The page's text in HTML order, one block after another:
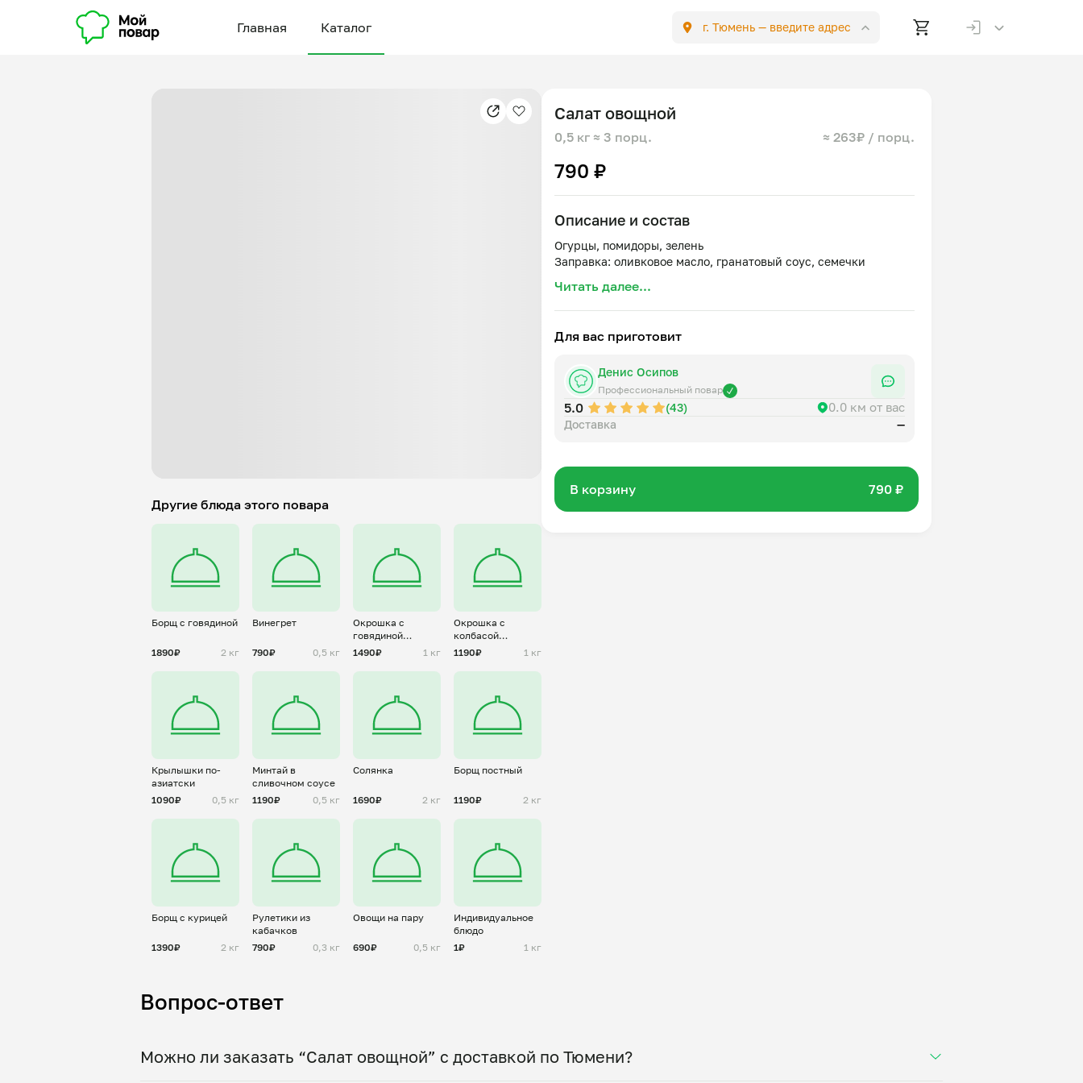
Главная Каталог г. Тюмень — введите адрес
Другие блюда этого повара
Борщ с говядиной
1890₽ 2 кг
Винегрет
790₽ 0,5 кг
Окрошка с
говядиной
(нарезка)
1490₽ 1 кг
Окрошка с
колбасой
(нарезка)
1190₽ 1 кг
Крылышки по-
азиатски
1090₽
0,5 кг
Минтай в
сливочном соусе
1190₽
0,5 кг
Солянка
1690₽ 2 кг
Борщ постный
1190₽ 2 кг
Борщ с курицей
1390₽ 2 кг
Рулетики из
кабачков
790₽
0,3 кг
Овощи на пару
690₽ 0,5 кг
Индивидуальное
блюдо
1₽
1 кг
Салат овощной
0,5 кг ≈ 3 порц. ≈ 263₽ / порц.
790 ₽
Описание и состав
Огурцы, помидоры, зелень
Читать далее...
Для вас приготовит
Денис Осипов
Профессиональный повар
5.0 (43) 0.0 км от вас
Доставка —
В корзину 790 ₽
Вопрос-ответ
Можно ли заказать “Салат овощной” с доставкой по Тюмени?